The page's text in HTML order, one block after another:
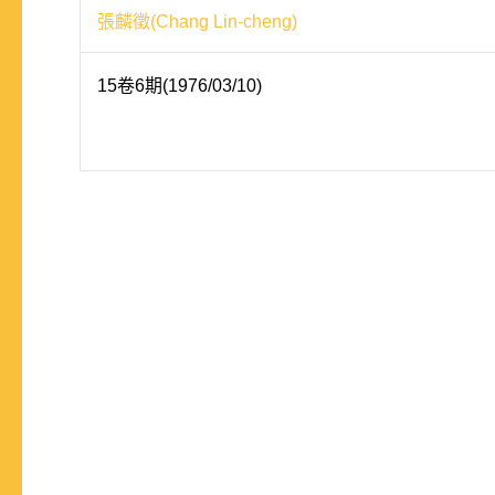
張麟徵(Chang Lin-cheng)
15卷6期(1976/03/10)